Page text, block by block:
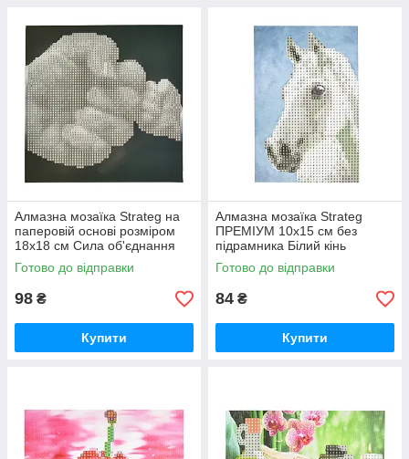
Алмазна мозаїка Strateg на
паперовій основі розміром
18х18 см Сила об'єднання
(JUB14404)
Готово до відправки
98 ₴
Купити
Алмазна мозаїка Strateg
ПРЕМІУМ 10х15 см без
підрамника Білий кінь
(YAB14431)
Готово до відправки
84 ₴
Купити